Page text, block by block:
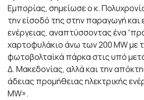
Εμπορίας, σημείωσε ο κ.
την είσοδό της στην παραγωγή και
ενέργειας, αναπτύσσοντας ένα
χαρτοφυλάκιο άνω των 200 MW με
φωτοβολταϊκά πάρκα στις υπό
Δ. Μακεδονίας, αλλά και την
άδειας προμήθειας ηλεκτρικής
MW».